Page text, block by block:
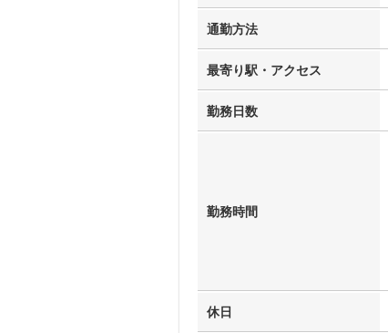
通勤方法
最寄り駅・アクセス
勤務日数
勤務時間
休日